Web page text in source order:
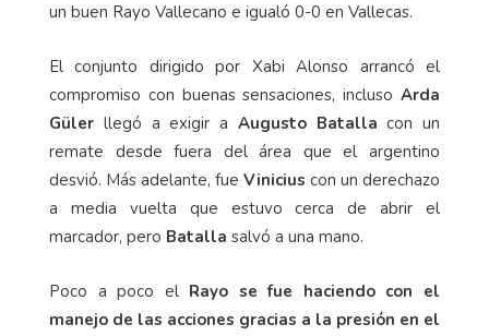
un buen Rayo Vallecano e igualó 0-0 en Vallecas.
El conjunto dirigido por Xabi Alonso arrancó el
compromiso con buenas sensaciones, incluso Arda
Güler llegó a exigir a Augusto Batalla con un
remate desde fuera del área que el argentino
desvió. Más adelante, fue Vinicius con un derechazo
a media vuelta que estuvo cerca de abrir el
marcador, pero Batalla salvó a una mano.
Poco a poco el Rayo se fue haciendo con el
manejo de las acciones gracias a la presión en el